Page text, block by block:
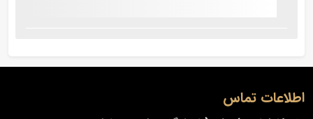
اطلاعات تماس